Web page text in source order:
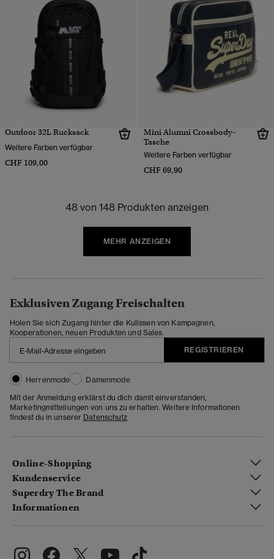
Outdoor 32L Rucksack
Weitere Farben verfügbar
CHF 109,00
Mini Alumni Crossbody-
Tasche
Weitere Farben verfügbar
CHF 69,90
48 von 148 Produkten anzeigen
MEHR ANZEIGEN
Exklusiven Zugang Freischalten
Holen Sie sich Zugang hinter die Kulissen von Kampagnen,
Kooperationen, neuen Produkten und Sales.
REGISTRIEREN
Herrenmode
Damenmode
Mit der Anmeldung erklärst du dich damit einverstanden,
Marketingmitteilungen von uns zu erhalten. Weitere Informationen
findest du in unserer Datenschutz
Online-Shopping
Kundenservice
Superdry The Brand
Informationen